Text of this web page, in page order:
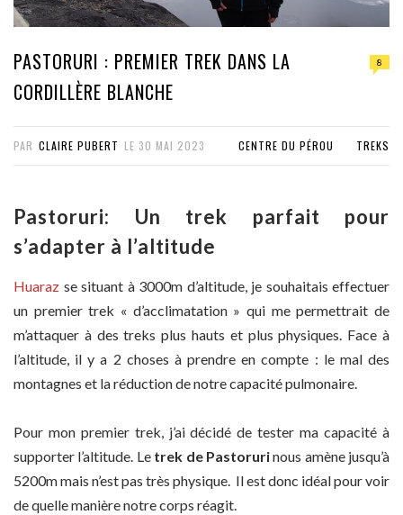
PASTORURI : PREMIER TREK DANS LA
CORDILLÈRE BLANCHE
8
PAR CLAIRE PUBERT LE 30 MAI 2023 CENTRE DU PÉROU TREKS
Pastoruri: Un trek parfait pour
s’adapter à l’altitude
Huaraz se situant à 3000m d’altitude, je souhaitais effectuer
un premier trek « d’acclimatation » qui me permettrait de
m’attaquer à des treks plus hauts et plus physiques. Face à
l’altitude, il y a 2 choses à prendre en compte : le mal des
montagnes et la réduction de notre capacité pulmonaire.
Pour mon premier trek, j’ai décidé de tester ma capacité à
supporter l’altitude. Le trek de Pastorurinous amène jusqu’à
5200m mais n’est pas très physique. Il est donc idéal pour voir
de quelle manière notre corps réagit.